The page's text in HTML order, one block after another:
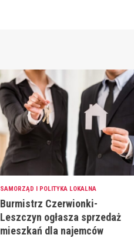
SAMORZĄD I POLITYKA LOKALNA
Burmistrz Czerwionki-
Leszczyn ogłasza sprzedaż
mieszkań dla najemców